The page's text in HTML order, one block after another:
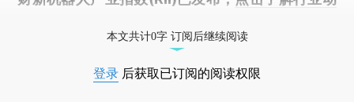
本文共计0字 订阅后继续阅读
登录 后获取已订阅的阅读权限